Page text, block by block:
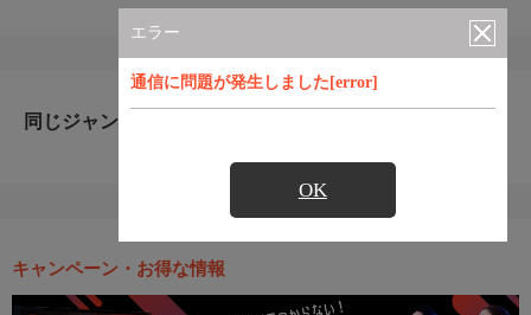
エラー
通信に問題が発生しました[error]
OK
同じジャンルのおすすめ番組
キャンペーン・お得な情報